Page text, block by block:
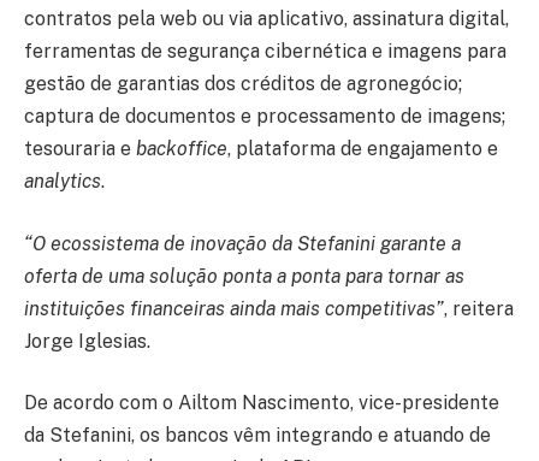
contratos pela web ou via aplicativo, assinatura digital,
ferramentas de segurança cibernética e imagens para
gestão de garantias dos créditos de agronegócio;
captura de documentos e processamento de imagens;
tesouraria e backoffice, plataforma de engajamento e
analytics.
“O ecossistema de inovação da Stefanini garante a
oferta de uma solução ponta a ponta para tornar as
instituições financeiras ainda mais competitivas”, reitera
Jorge Iglesias.
De acordo com o Ailtom Nascimento, vice-presidente
da Stefanini, os bancos vêm integrando e atuando de